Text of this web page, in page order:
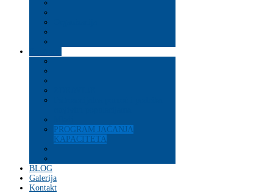
PROGRAM JAČANJA
KAPACITETA
BLOG
Galerija
Kontakt